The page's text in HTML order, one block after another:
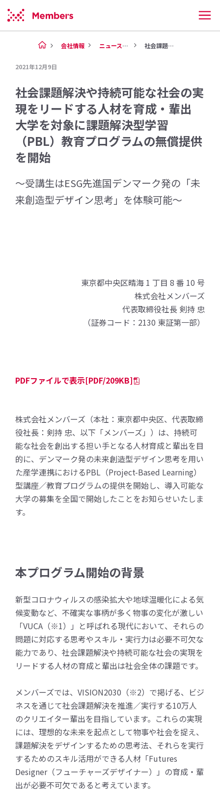
会社情報 ニュース（2021年） 社会課題解決や持続可能な社会の...
2021年12月9日
社会課題解決や持続可能な社会の実
現をリードする人材を育成・輩出
大学を対象に課題解決型学習
（PBL）教育プログラムの無償提供
を開始
～受講生はESG先進国デンマーク発の「未
来創造型デザイン思考」を体験可能～
東京都中央区晴海 1 丁目 8 番 10 号
株式会社メンバーズ
代表取締役社長 剣持 忠
（証券コード：2130 東証第一部）
PDFファイルで表示[PDF/209KB]
株式会社メンバーズ（本社：東京都中央区、代表取締
役社長：剣持 忠、以下「メンバーズ」）は、持続可
能な社会を創出する担い手となる人材育成と輩出を目
的に、デンマーク発の未来創造型デザイン思考を用い
た産学連携におけるPBL（Project-Based Learning）
型講座／教育プログラムの提供を開始し、導入可能な
大学の募集を全国で開始したことをお知らせいたしま
す。
本プログラム開始の背景
新型コロナウィルスの感染拡大や地球温暖化による気
候変動など、不確実な事柄が多く物事の変化が激しい
「VUCA（※1）」と呼ばれる現代において、それらの
問題に対応する思考やスキル・実行力は必要不可欠な
能力であり、社会課題解決や持続可能な社会の実現を
リードする人材の育成と輩出は社会全体の課題です。
メンバーズでは、VISION2030（※2）で掲げる、ビジ
ネスを通じて社会課題解決を推進／実行する10万人
のクリエイター輩出を目指しています。これらの実現
には、理想的な未来を起点として物事や社会を捉え、
課題解決をデザインするための思考法、それらを実行
するためのスキル活用ができる人材「Futures
Designer（フューチャーズデザイナー）」の育成・輩
出が必要不可欠であると考えています。